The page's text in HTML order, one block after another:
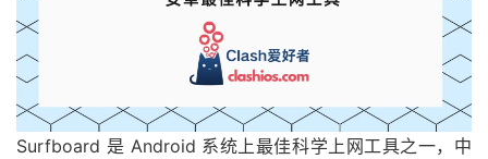
Surfboard 是 Android 系统上最佳科学上网工具之一，中